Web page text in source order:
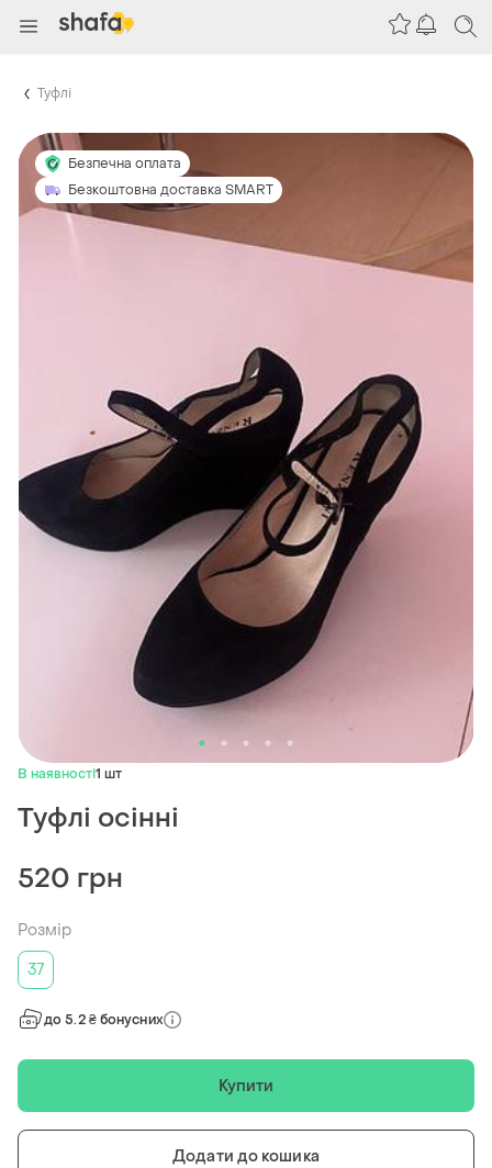
Туфлі
Безпечна оплата
Безкоштовна доставка SMART
В наявності1 шт
Туфлі осінні
520 грн
Розмір
37
до 5.2 ₴ бонусних
Купити
Додати до кошика